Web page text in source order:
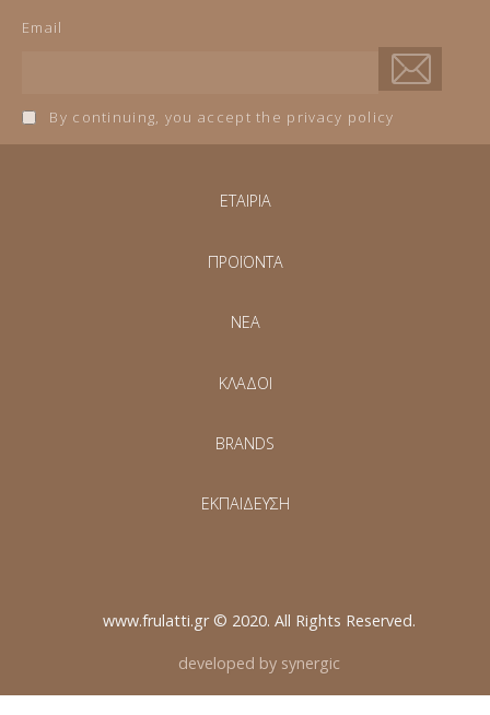
Email
By continuing, you accept the privacy policy
ΕΤΑΙΡΙΑ
ΠΡΟΪΟΝΤΑ
NEA
ΚΛΑΔΟΙ
BRANDS
ΕΚΠΑΙΔΕΥΣΗ
www.frulatti.gr © 2020. All Rights Reserved.
developed by synergic